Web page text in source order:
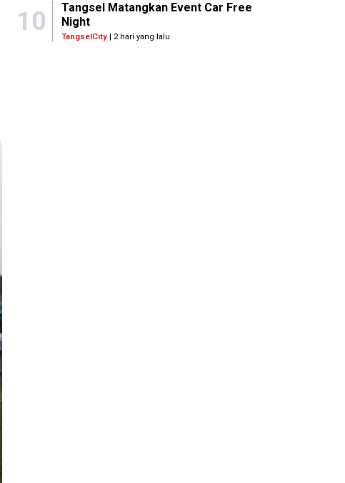
10
Tangsel Matangkan Event Car Free
Night
TangselCity| 2 hari yang lalu